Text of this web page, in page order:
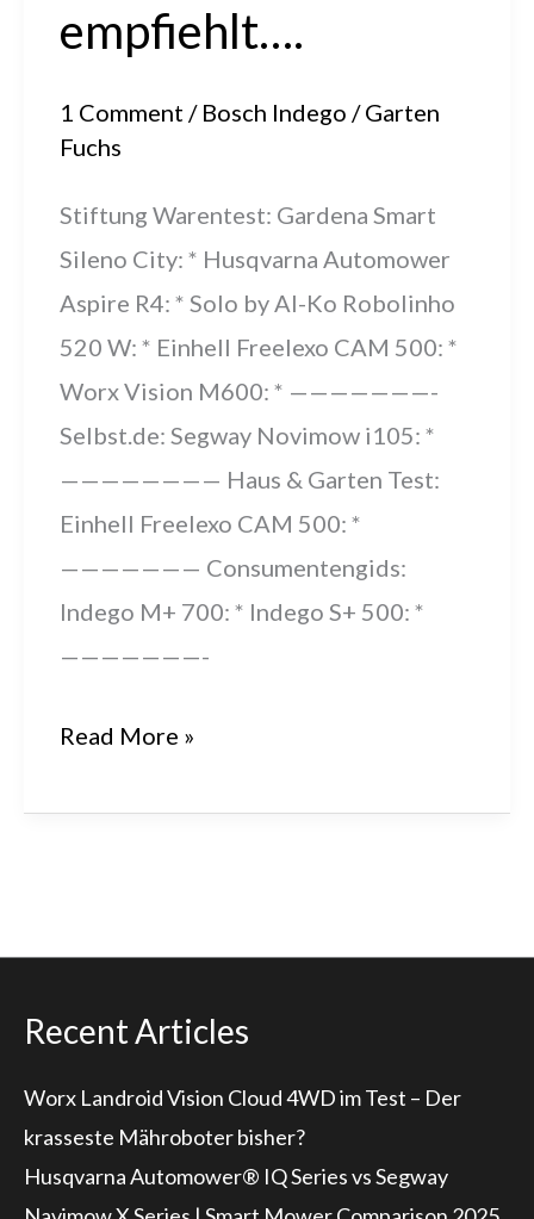
empfiehlt….
1 Comment / Bosch Indego /Garten
Fuchs
Stiftung Warentest: Gardena Smart
Sileno City: * Husqvarna Automower
Aspire R4: * Solo by Al-Ko Robolinho
520 W: * Einhell Freelexo CAM 500: *
Worx Vision M600: * ———————-
Selbst.de: Segway Novimow i105: *
———————— Haus & Garten Test:
Einhell Freelexo CAM 500: *
——————— Consumentengids:
Indego M+ 700: * Indego S+ 500: *
———————-
Mähroboter
–
Warentest
Read More »
Recent Articles
Worx Landroid Vision Cloud 4WD im Test – Der
krasseste Mähroboter bisher?
Husqvarna Automower® IQ Series vs Segway